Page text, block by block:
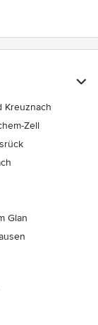
Kreuznach
Zell
Glan